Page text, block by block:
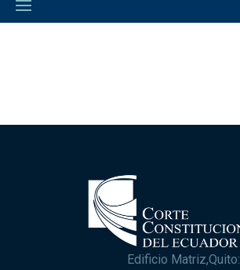
Edificio Matriz,Quito: